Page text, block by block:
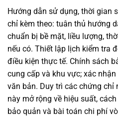
Hướng dẫn sử dụng, thời gian
chỉ kèm theo: tuân thủ hướng
chuẩn bị bề mặt, liều lượng,
nếu có. Thiết lập lịch kiểm tra
điều kiện thực tế. Chính sách
cung cấp và khu vực; xác
văn bản. Duy trì các chứng chỉ
này mở rộng về hiệu suất,
bảo quản và bài toán chi phí